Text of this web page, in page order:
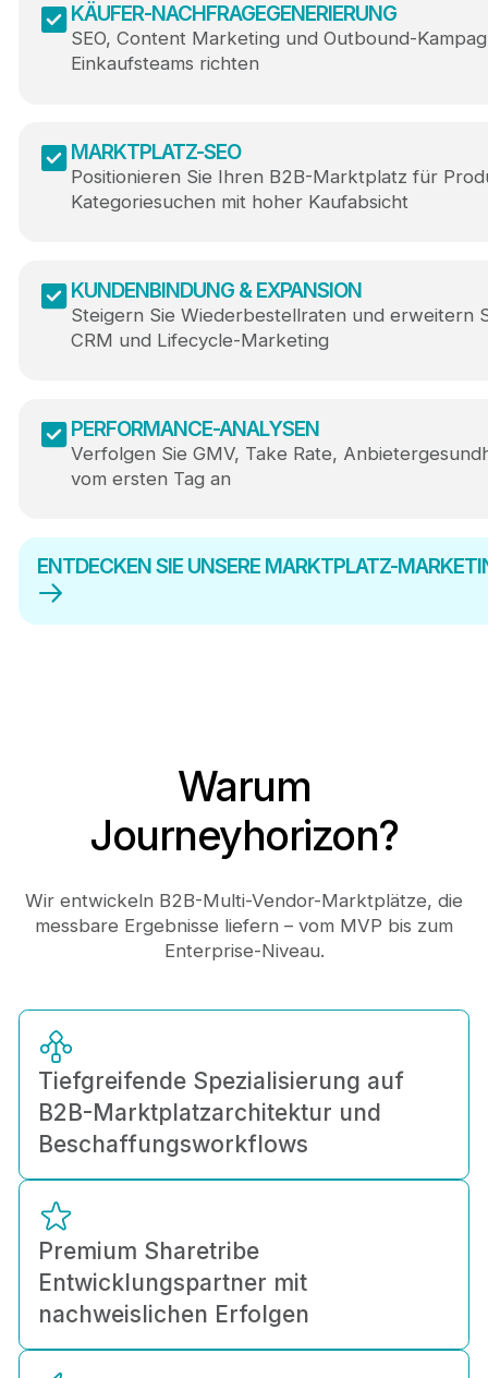
KÄUFER-NACHFRAGEGENERIERUNG
SEO, Content Marketing und Outbound-
Einkaufsteams richten
MARKTPLATZ-SEO
Positionieren Sie Ihren B2B-Marktplatz für
Kategoriesuchen mit hoher Kaufabsicht
KUNDENBINDUNG & EXPANSION
Steigern Sie Wiederbestellraten und erweitern
CRM und Lifecycle-Marketing
PERFORMANCE-ANALYSEN
Verfolgen Sie GMV, Take Rate,
vom ersten Tag an
ENTDECKEN SIE UNSERE MARKTPLATZ-
Warum
Journeyhorizon?
Wir entwickeln B2B-Multi-Vendor-Marktplätze, die
messbare Ergebnisse liefern – vom MVP bis zum
Enterprise-Niveau.
Tiefgreifende Spezialisierung auf
B2B-Marktplatzarchitektur und
Beschaffungsworkflows
Premium Sharetribe
Entwicklungspartner mit
nachweislichen Erfolgen